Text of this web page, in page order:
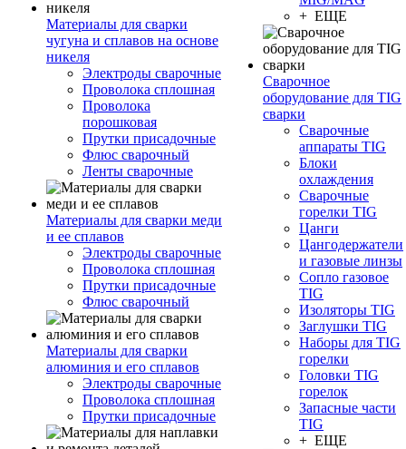
Материалы для сварки
чугуна и сплавов на основе
никеля
Электроды сварочные
Проволока сплошная
Проволока
порошковая
Прутки присадочные
Флюс сварочный
Ленты сварочные
Материалы для сварки меди
и ее сплавов
Электроды сварочные
Проволока сплошная
Прутки присадочные
Флюс сварочный
Материалы для сварки
алюминия и его сплавов
Электроды сварочные
Проволока сплошная
Прутки присадочные
+ ЕЩЕ
Сварочное
оборудование для TIG
сварки
Сварочные
аппараты TIG
Блоки
охлаждения
Сварочные
горелки TIG
Цанги
Цангодержатели
и газовые линзы
Сопло газовое
TIG
Изоляторы TIG
Заглушки TIG
Наборы для TIG
горелки
Головки TIG
горелок
Запасные части
TIG
+ ЕЩЕ